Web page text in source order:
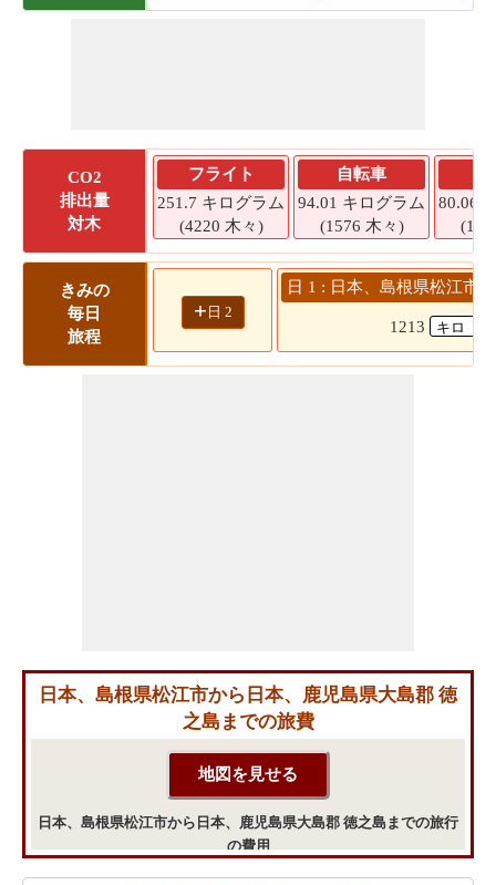
CO2
排出量
対木
フライト
251.7 キログラム
(4220 木々)
自転車
94.01 キログラム
(1576 木々)
80.06
きみの
毎日
旅程
+ 日 2
日 1 : 日本、島根県松江市
1213
日本、島根県松江市から日本、鹿児島県大島郡 徳
之島までの旅費
日本、島根県松江市から日本、鹿児島県大島郡 徳之島までの旅行
の費用